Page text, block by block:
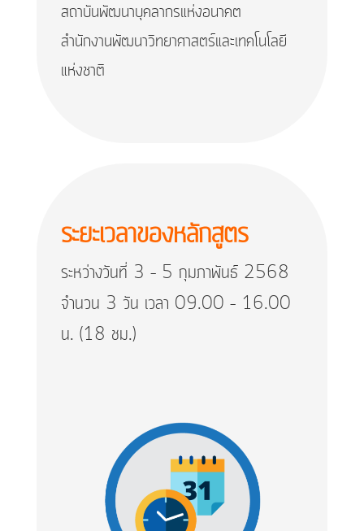
สถาบันพัฒนาบุคลากรแห่งอนาคต
สำนักงานพัฒนาวิทยาศาสตร์และเทคโนโลยี
แห่งชาติ
ระยะเวลาของหลักสูตร
ระหว่างวันที่ 3 – 5 กุมภาพันธ์ 2568
จำนวน 3 วัน เวลา 09.00 – 16.00
น. (18 ชม.)